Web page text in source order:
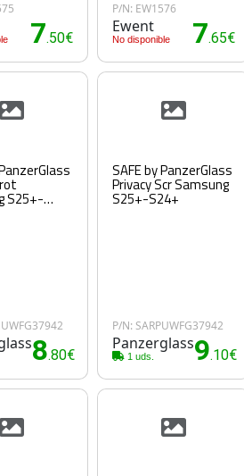
7.50€
P/N: EW1576
Ewent
No disponible 7.65€
8.80€
SAFE by PanzerGlass
Privacy Scr Samsung
S25+-S24+
P/N: SARPUWFG37942
Panzerglass
1 uds. 9.10€